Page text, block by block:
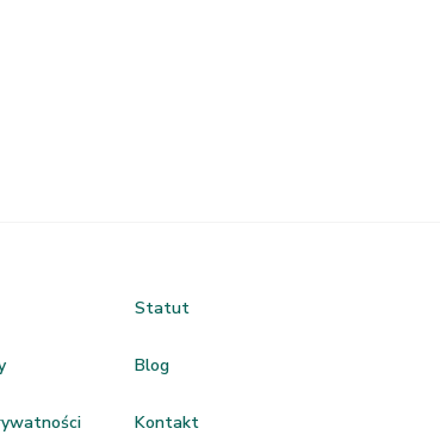
Statut
Blog
Kontakt